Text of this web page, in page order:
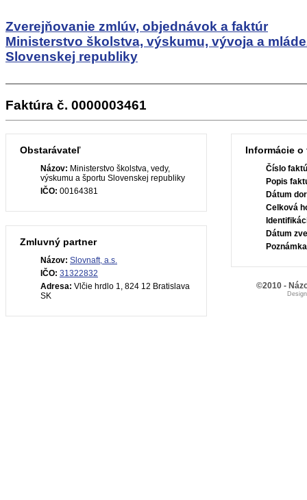
Zverejňovanie zmlúv, objednávok a faktúr
Ministerstvo školstva, výskumu, vývoja a
Slovenskej republiky
Faktúra č. 0000003461
Obstarávateľ
Názov: Ministerstvo školstva, vedy,
výskumu a športu Slovenskej republiky
IČO: 00164381
Zmluvný partner
Názov: Slovnaft, a.s.
IČO: 31322832
Adresa: Vlčie hrdlo 1, 824 12 Bratislava
SK
Informácie o
Číslo
Popis
Dátum
Celková
Dátum
©2010 -